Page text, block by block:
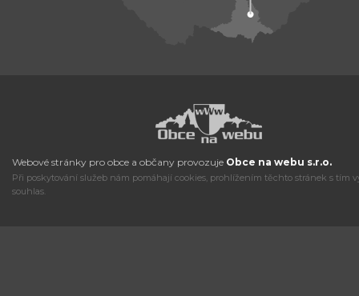
Webové stránky pro obce a občany provozuje Obce na webu s.r.o.
Při poskytování služeb nám pomáhají cookies, prohlížením těchto stránek s tím
souhlas.